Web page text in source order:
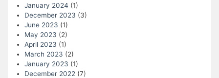
January 2024 (1)
December 2023 (3)
June 2023 (1)
May 2023 (2)
April 2023 (1)
March 2023 (2)
January 2023 (1)
December 2022 (7)